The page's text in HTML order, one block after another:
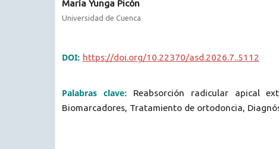
María Yunga Picón
Universidad de Cuenca
DOI: https://doi.org/10.22370/asd.2026.7..5112
Palabras clave: Reabsorción radicular apical
Biomarcadores, Tratamiento de ortodoncia,